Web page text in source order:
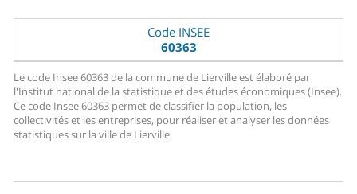
Code INSEE
60363
Le code Insee 60363 de la commune de Lierville est élaboré par
l'Institut national de la statistique et des études économiques (Insee).
Ce code Insee 60363 permet de classifier la population, les
collectivités et les entreprises, pour réaliser et analyser les données
statistiques sur la ville de Lierville.